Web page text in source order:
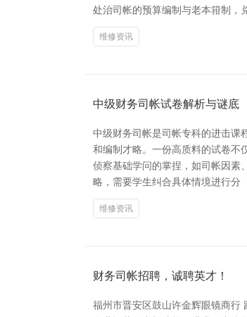
处治司帐的预算编制与老本箝制，
维修资讯
中级财务司帐试卷解析与谜底
中级财务司帐是司帐专科的进击课
和编制才略。一份高质料的试卷不
侦察基础学问的掌捏，如司帐因素
略，需要学生纠合具体情境进行分
维修资讯
财务司帐招聘，诚聘英才！
福州市晋安区鼓山许金辉眼镜商行